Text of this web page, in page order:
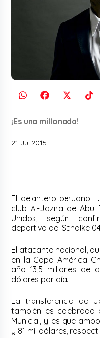
¡Es una millonada!
21 Jul 2015
El delantero peruano
club Al-Jazira de Abu
Unidos, según
deportivo del Schalke
El atacante nacional,
en la Copa América
año 13,5 millones de
dólares por día.
La transferencia de
también es celebrada
Municial, y es que
y 81 mil dólares,